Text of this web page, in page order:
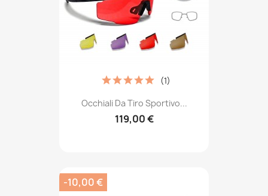
Occhiali Da Tiro Sportivo...
119,00 €
(1)
-10,00 €